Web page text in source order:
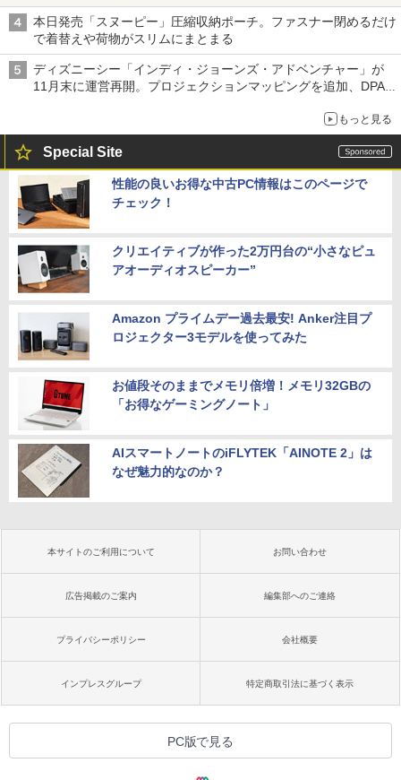
本日発売「スヌーピー」圧縮収納ポーチ。ファスナー閉めるだけ
で着替えや荷物がスリムにまとまる
ディズニーシー「インディ・ジョーンズ・アドベンチャー」が
11月末に運営再開。プロジェクションマッピングを追加、DPA
もっと見る
Special Site
性能の良いお得な中古PC情報はこのページで
チェック！
クリエイティブが作った2万円台の“小さなピュ
アオーディオスピーカー”
Amazon プライムデー過去最安! Anker注目プ
ロジェクター3モデルを使ってみた
お値段そのままでメモリ倍増！メモリ32GBの
「お得なゲーミングノート」
AIスマートノートのiFLYTEK「AINOTE 2」は
なぜ魅力的なのか？
本サイトのご利用について お問い合わせ
広告掲載のご案内 編集部へのご連絡
プライバシーポリシー 会社概要
インプレスグループ 特定商取引法に基づく表示
PC版で見る